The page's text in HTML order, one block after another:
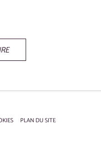
PLAN DU SITE